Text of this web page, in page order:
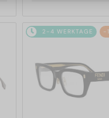
2-4 WERKTAGE -